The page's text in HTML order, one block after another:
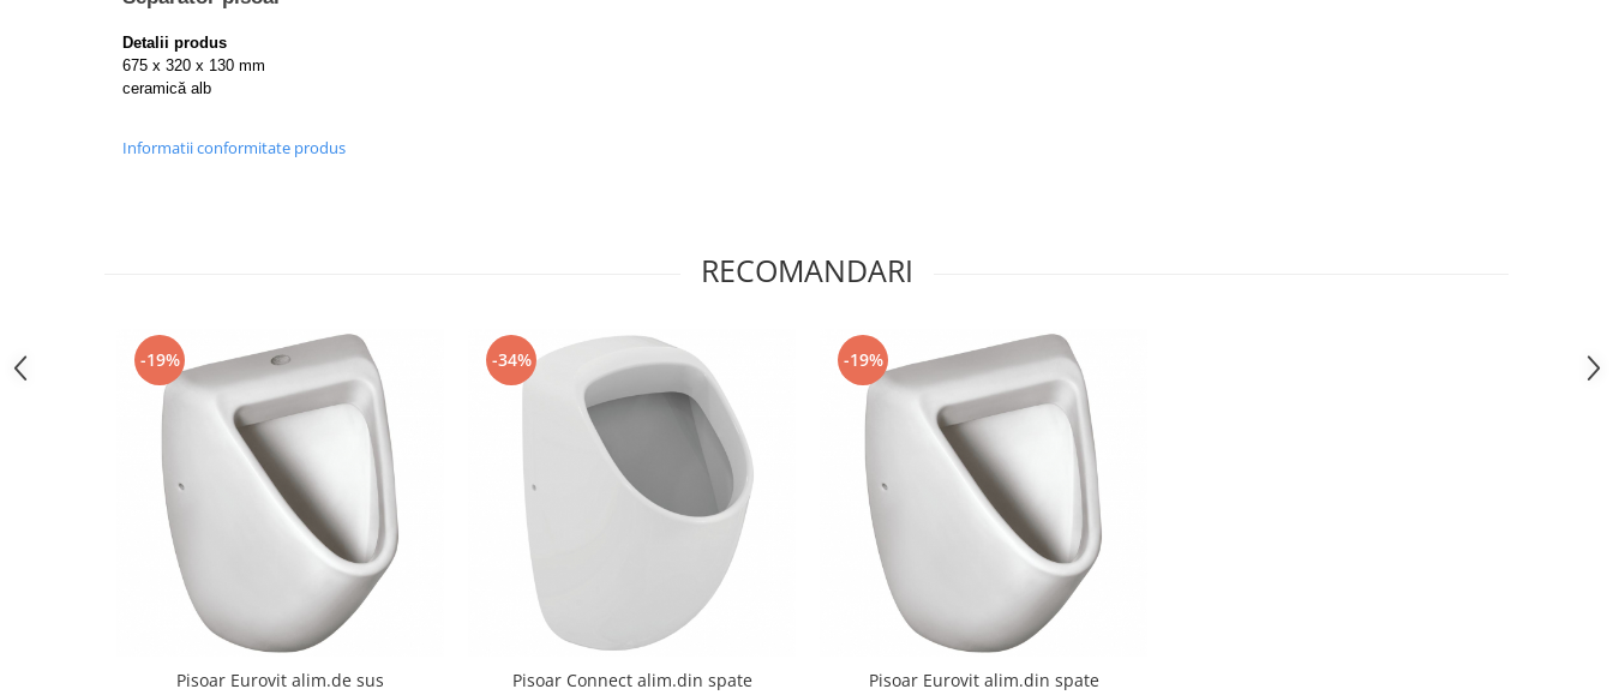
Lavoare freestanding
Lavoare pe blat
Lavoare pe mobilier
Vase WC
Vase WC stative
Vase WC suspendate
WC pentru persoane cu dizabilitati
Capace WC softclose
Detalii produs
675 x 320 x 130 mm
ceramică alb
Informatii conformitate produs
RECOMANDARI
-19%
Pisoar Eurovit alim.de sus
-34%
Pisoar Connect alim.din spate
-19%
Pisoar Eurovit alim.din spate